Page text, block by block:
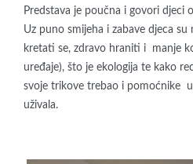
Predstava je poučna i govori djeci
Uz puno smijeha i zabave djeca
kretati se, zdravo hraniti i manje
uređaje), što je ekologija te kako
svoje trikove trebao i pomoćnike
uživala.